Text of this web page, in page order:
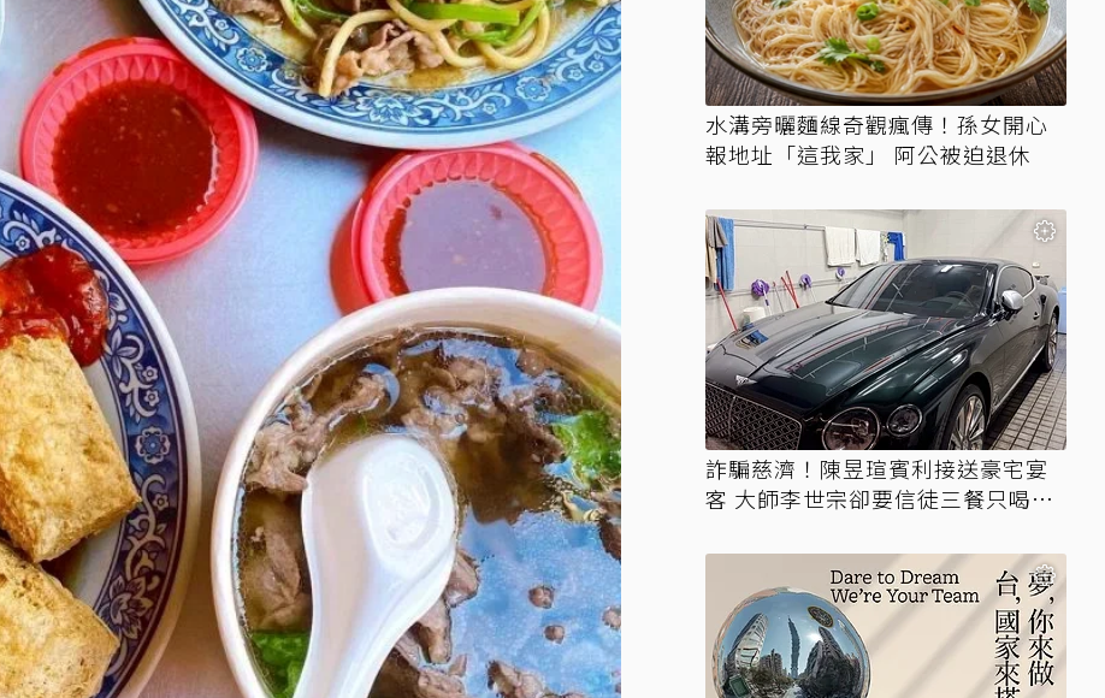
水溝旁曬麵線奇觀瘋傳！孫女開心
報地址「這我家」 阿公被迫退休
詐騙慈濟！陳昱瑄賓利接送豪宅宴
客 大師李世宗卻要信徒三餐只喝精